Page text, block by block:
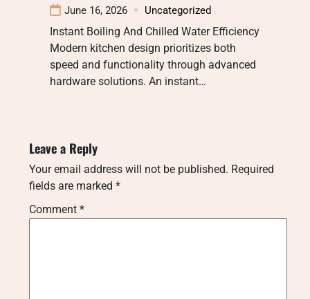
June 16, 2026 Uncategorized
Instant Boiling And Chilled Water Efficiency
Modern kitchen design prioritizes both
speed and functionality through advanced
hardware solutions. An instant…
Leave a Reply
Your email address will not be published. Required
fields are marked *
Comment *